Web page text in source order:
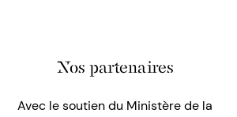
Nos partenaires
Avec le soutien du Ministère de la